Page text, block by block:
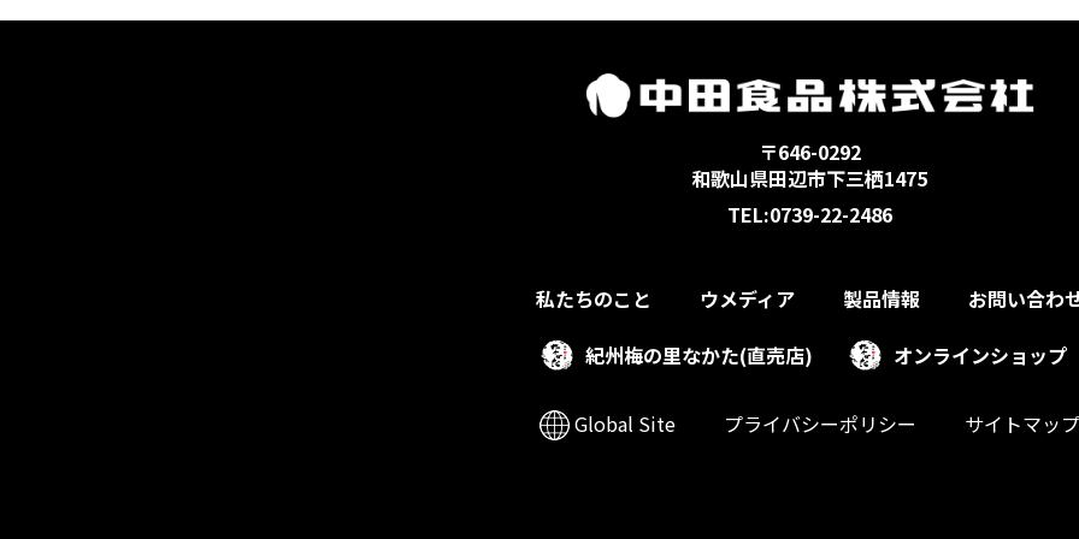
〒646-0292
和歌山県田辺市下三栖1475
TEL:0739-22-2486
私たちのこと ウメディア 製品情報
お問い合わ
紀州梅の里なかた(直売店)
オンラインショップ
Global Site プライバシーポリシー サイトマップ